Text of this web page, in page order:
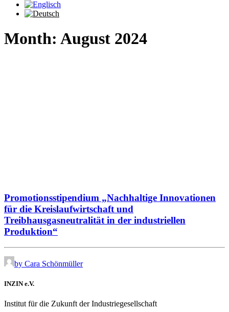
Month: August 2024
Promotionsstipendium „Nachhaltige Innovationen
für die Kreislaufwirtschaft und
Treibhausgasneutralität in der industriellen
Produktion“
by Cara Schönmüller
INZIN e.V.
Institut für die Zukunft der Industriegesellschaft